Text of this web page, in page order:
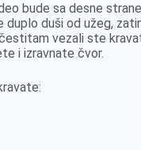
bude sa desne
duplo duši od užeg,
vezali ste
i izravnate čvor.